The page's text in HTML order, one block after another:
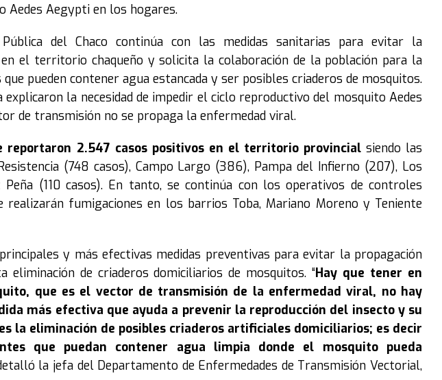
Aedes Aegypti en los hogares.
del Chaco continúa con las medidas sanitarias para evitar la
el territorio chaqueño y solicita la colaboración de la población para la
pueden contener agua estancada y ser posibles criaderos de mosquitos.
la necesidad de impedir el ciclo reproductivo del mosquito Aedes
de transmisión no se propaga la enfermedad viral.
reportaron 2.547 casos positivos en el territorio provincialsiendo las
(748 casos), Campo Largo (386), Pampa del Infierno (207), Los
Peña (110 casos). En tanto, se continúa con los operativos de controles
realizarán fumigaciones en los barrios Toba, Mariano Moreno y Teniente
y más efectivas medidas preventivas para evitar la propagación
eliminación de criaderos domiciliarios de mosquitos. “Hay que tener en
que es el vector de transmisión de la enfermedad viral, no hay
más efectiva que ayuda a prevenir la reproducción del insecto y su
la eliminación de posibles criaderos artificiales domiciliarios; es decir
que puedan contener agua limpia donde el mosquito pueda
la jefa del Departamento de Enfermedades de Transmisión Vectorial,